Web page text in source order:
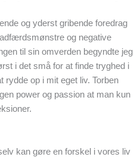
og yderst gribende foredrag
og negative
til sin omverden begyndte jeg
i det små for at finde tryghed i
rydde op i mit eget liv. Torben
power og passion at man kun
kan gøre en forskel i vores liv